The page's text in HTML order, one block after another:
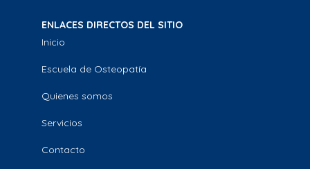
ENLACES DIRECTOS DEL SITIO
Inicio
Escuela de Osteopatía
Quienes somos
Servicios
Contacto